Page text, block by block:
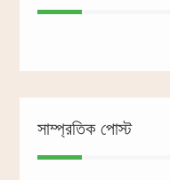
সাম্প্রতিক পোস্ট